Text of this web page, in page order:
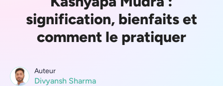
signification, bienfaits et
comment le pratiquer
Auteur
Divyansh Sharma